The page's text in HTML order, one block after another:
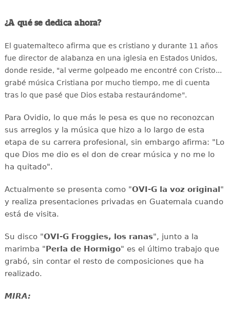
¿A qué se dedica ahora?
El guatemalteco afirma que es cristiano y durante 11 años
fue director de alabanza en una iglesia en Estados Unidos,
donde reside, "al verme golpeado me encontré con Cristo...
grabé música Cristiana por mucho tiempo, me di cuenta
tras lo que pasé que Dios estaba restaurándome".
Para Ovidio, lo que más le pesa es que no reconozcan
sus arreglos y la música que hizo a lo largo de esta
etapa de su carrera profesional, sin embargo afirma: "Lo
que Dios me dio es el don de crear música y no me lo
ha quitado".
Actualmente se presenta como "OVI-G la voz original "
y realiza presentaciones privadas en Guatemala cuando
está de visita.
Su disco "OVI-G Froggies, los ranas", junto a la
marimba " Perla de Hormigo" es el último trabajo que
grabó, sin contar el resto de composiciones que ha
realizado.
MIRA: